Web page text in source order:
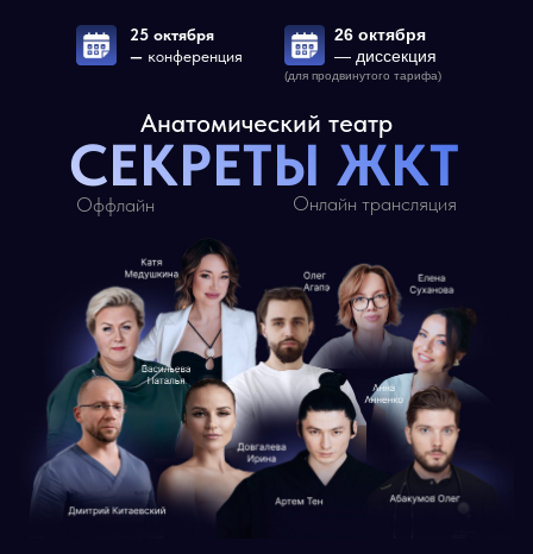
26 октября
— диссекция
(для продвинутого тарифа)
25 октября
— конференция
СЕКРЕТЫ ЖКТ
Анатомический театр
Оффлайн Онлайн трансляция